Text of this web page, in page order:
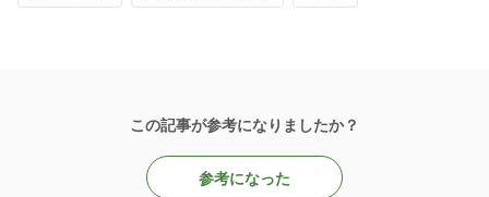
この記事が参考になりましたか？
参考になった